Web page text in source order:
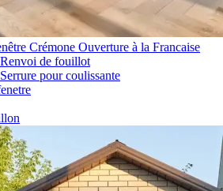
Crémone Ouverture à la Francaise
Renvoi de fouillot
Serrure pour coulissante